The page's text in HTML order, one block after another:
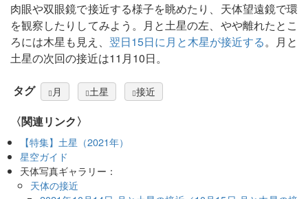
肉眼や双眼鏡で接近する様子を眺めたり、天体望遠鏡で環
を観察したりしてみよう。月と土星の左、やや離れたとこ
ろには木星も見え、 翌日15日に月と木星が接近する。月と
土星の次回の接近は11月10日。
タグ 月 土星 接近
〈関連リンク〉
【特集】土星（2021年）
星空ガイド
天体写真ギャラリー：
天体の接近